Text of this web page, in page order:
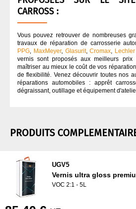
CARROSS :
Vous pouvez retrouver de nombreuses
travaux de réparation de carrosserie
PPG, MaxMeyer, Glasurit,Cromax, Lechler
vernis sont proposés aux meilleurs prix
maîtriser au mieux le coût de vos
de flexibilité. Venez découvrir toutes nos
réparations automobiles : apprêt
dégraissant, outillage et équipement
PRODUITS
UGV5
Vernis ultra gloss
VOC 2:1 - 5L